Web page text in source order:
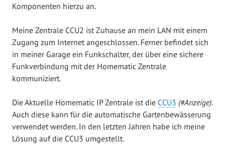
Komponenten hierzu an.
Meine Zentrale CCU2 ist Zuhause an mein LAN mit einem
Zugang zum Internet angeschlossen. Ferner befindet sich
in meiner Garage ein Funkschalter, der über eine sichere
Funkverbindung mit der Homematic Zentrale
kommuniziert.
Die Aktuelle Homematic IP Zentrale ist die CCU3 (#Anzeige).
Auch diese kann für die automatische Gartenbewässerung
verwendet werden. In den letzten Jahren habe ich meine
Lösung auf die CCU3 umgestellt.